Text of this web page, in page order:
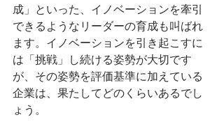
成」といった、イノベーションを牽引
できるようなリーダーの育成も叫ばれ
ます。イノベーションを引き起こすに
は「挑戦」し続ける姿勢が大切です
が、その姿勢を評価基準に加えている
企業は、果たしてどのくらいあるでし
ょう。